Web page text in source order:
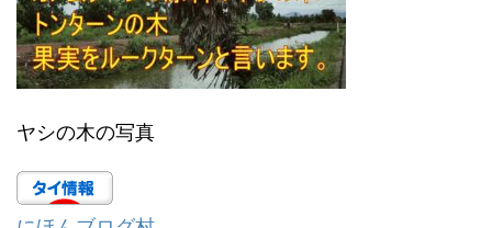
ヤシの木の写真